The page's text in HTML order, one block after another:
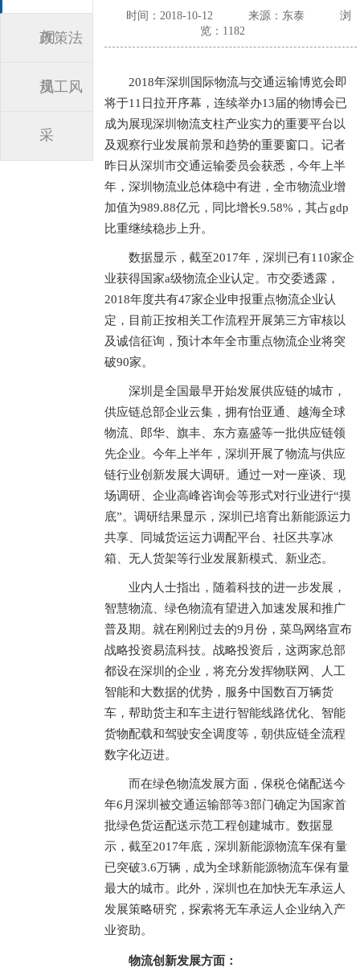
闻
政策法
规
员工风
采
时间：2018-10-12 来源：东泰
浏
览：1182
2018年深圳国际物流与交通运输博览会即
将于11日拉开序幕，连续举办13届的物博会已
成为展现深圳物流支柱产业实力的重要平台以
及观察行业发展前景和趋势的重要窗口。记者
昨日从深圳市交通运输委员会获悉，今年上半
年，深圳物流业总体稳中有进，全市物流业增
加值为989.88亿元，同比增长9.58%，其占gdp
比重继续稳步上升。
数据显示，截至2017年，深圳已有110家企
业获得国家a级物流企业认定。市交委透露，
2018年度共有47家企业申报重点物流企业认
定，目前正按相关工作流程开展第三方审核以
及诚信征询，预计本年全市重点物流企业将突
破90家。
深圳是全国最早开始发展供应链的城市，
供应链总部企业云集，拥有怡亚通、越海全球
物流、郎华、旗丰、东方嘉盛等一批供应链领
先企业。今年上半年，深圳开展了物流与供应
链行业创新发展大调研。通过一对一座谈、现
场调研、企业高峰咨询会等形式对行业进行“摸
底”。调研结果显示，深圳已培育出新能源运力
共享、同城货运运力调配平台、社区共享冰
箱、无人货架等行业发展新模式、新业态。
业内人士指出，随着科技的进一步发展，
智慧物流、绿色物流有望进入加速发展和推广
普及期。就在刚刚过去的9月份，菜鸟网络宣布
战略投资易流科技。战略投资后，这两家总部
都设在深圳的企业，将充分发挥物联网、人工
智能和大数据的优势，服务中国数百万辆货
车，帮助货主和车主进行智能线路优化、智能
货物配载和驾驶安全调度等，朝供应链全流程
数字化迈进。
而在绿色物流发展方面，保税仓储配送今
年6月深圳被交通运输部等3部门确定为国家首
批绿色货运配送示范工程创建城市。数据显
示，截至2017年底，深圳新能源物流车保有量
已突破3.6万辆，成为全球新能源物流车保有量
最大的城市。此外，深圳也在加快无车承运人
发展策略研究，探索将无车承运人企业纳入产
业资助。
物流创新发展方面：